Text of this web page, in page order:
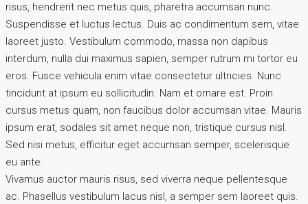
risus, hendrerit nec metus quis, pharetra accumsan nunc.
Suspendisse et luctus lectus. Duis ac condimentum sem, vitae
laoreet justo. Vestibulum commodo, massa non dapibus
interdum, nulla dui maximus sapien, semper rutrum mi tortor eu
eros. Fusce vehicula enim vitae consectetur ultricies. Nunc
tincidunt at ipsum eu sollicitudin. Nam et ornare est. Proin
cursus metus quam, non faucibus dolor accumsan vitae. Mauris
ipsum erat, sodales sit amet neque non, tristique cursus nisl.
Sed nisi metus, efficitur eget accumsan semper, scelerisque
eu ante.
Vivamus auctor mauris risus, sed viverra neque pellentesque
ac. Phasellus vestibulum lacus nisl, a semper sem laoreet quis.